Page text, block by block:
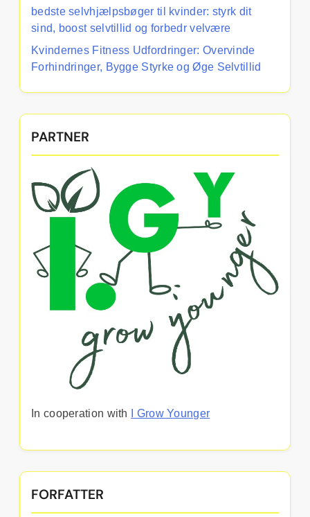
bedste selvhjælpsbøger til kvinder: styrk dit
sind, boost selvtillid og forbedr velvære
Kvindernes Fitness Udfordringer: Overvinde
Forhindringer, Bygge Styrke og Øge Selvtillid
PARTNER
In cooperation with I Grow Younger
FORFATTER